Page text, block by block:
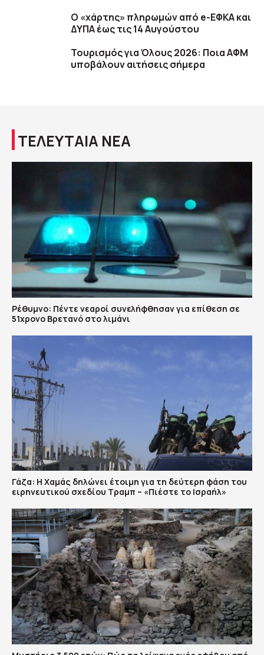
Ο «χάρτης» πληρωμών από e-ΕΦΚΑ και
ΔΥΠΑ έως τις 14 Αυγούστου
Τουρισμός για Όλους 2026: Ποια ΑΦΜ
υποβάλουν αιτήσεις σήμερα
ΤΕΛΕΥΤΑΙΑ ΝΕΑ
Ρέθυμνο: Πέντε νεαροί συνελήφθησαν για επίθεση σε
51χρονο Βρετανό στο λιμάνι
Γάζα: Η Χαμάς δηλώνει έτοιμη για τη δεύτερη φάση του
ειρηνευτικού σχεδίου Τραμπ – «Πιέστε το Ισραήλ»